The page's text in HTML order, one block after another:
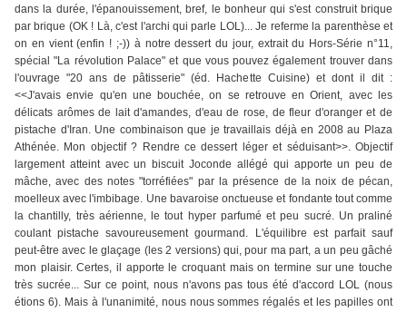
dans la durée, l'épanouissement, bref, le bonheur qui s'est construit brique
par brique (OK ! Là, c'est l'archi qui parle LOL)... Je referme la parenthèse et
on en vient (enfin ! ;-)) à notre dessert du jour, extrait du Hors-Série n°11,
spécial "La révolution Palace" et que vous pouvez également trouver dans
l'ouvrage "20 ans de pâtisserie" (éd. Hachette Cuisine) et dont il dit :
<<J'avais envie qu'en une bouchée, on se retrouve en Orient, avec les
délicats arômes de lait d'amandes, d'eau de rose, de fleur d'oranger et de
pistache d'Iran. Une combinaison que je travaillais déjà en 2008 au Plaza
Athénée. Mon objectif ? Rendre ce dessert léger et séduisant>>. Objectif
largement atteint avec un biscuit Joconde allégé qui apporte un peu de
mâche, avec des notes "torréfiées" par la présence de la noix de pécan,
moelleux avec l'imbibage. Une bavaroise onctueuse et fondante tout comme
la chantilly, très aérienne, le tout hyper parfumé et peu sucré. Un praliné
coulant pistache savoureusement gourmand. L'équilibre est parfait sauf
peut-être avec le glaçage (les 2 versions) qui, pour ma part, a un peu gâché
mon plaisir. Certes, il apporte le croquant mais on termine sur une touche
très sucrée... Sur ce point, nous n'avons pas tous été d'accord LOL (nous
étions 6). Mais à l'unanimité, nous nous sommes régalés et les papilles ont